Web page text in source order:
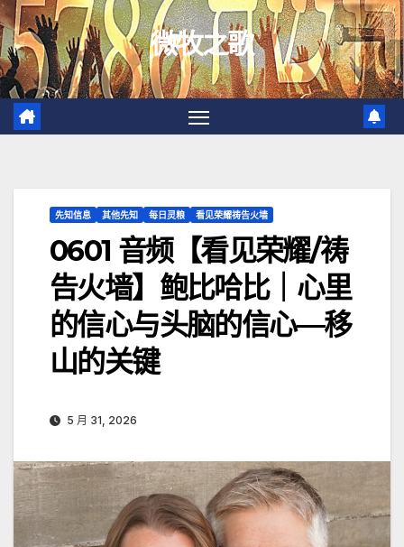
跳
至
内
容
微牧之歌
先知信息 其他先知 每日灵粮 看见荣耀祷告火墙
0601 音频【看见荣耀/祷
告火墙】鲍比哈比｜心里
的信心与头脑的信心—移
山的关键
5 月 31, 2026